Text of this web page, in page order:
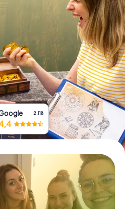
Biglietti
i Voucher
2.118